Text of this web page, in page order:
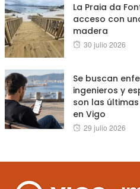
La Praia da
acceso con
madera
Posted
30 julio 2026
Se buscan
ingenieros y
son las
en Vigo
Posted
29 julio 2026